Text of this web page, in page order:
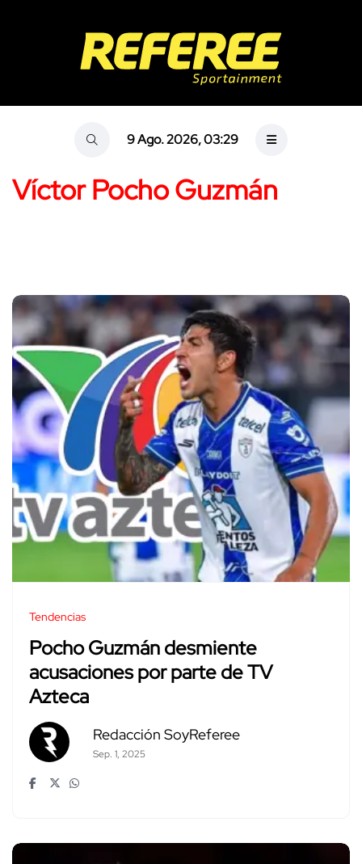
9 Ago. 2026, 03:29
Víctor Pocho Guzmán
Tendencias
Pocho Guzmán desmiente
acusaciones por parte de TV
Azteca
Redacción SoyReferee
Sep. 1, 2025